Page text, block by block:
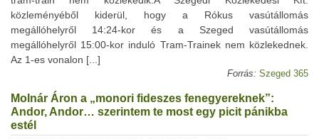
közleményéből kiderül, hogy a Rókus vasútállomás
megállóhelyről 14:24-kor és a Szeged vasútállomás
megállóhelyről 15:00-kor induló Tram-Trainek nem közlekednek.
Az 1-es vonalon [...]
Forrás: Szeged 365
Molnár Áron a „monori fideszes fenegyereknek”:
Andor, Andor… szerintem te most egy picit pánikba
estél